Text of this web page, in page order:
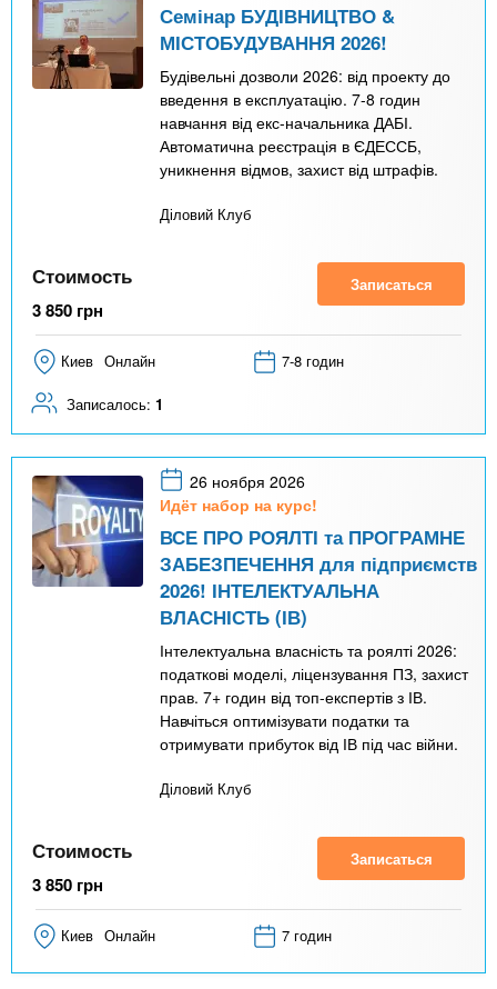
Семінар БУДІВНИЦТВО &
МІСТОБУДУВАННЯ 2026!
Будівельні дозволи 2026: від проекту до
введення в експлуатацію. 7-8 годин
навчання від екс-начальника ДАБІ.
Автоматична реєстрація в ЄДЕССБ,
уникнення відмов, захист від штрафів.
Діловий Клуб
Стоимость
3 850 грн
Записаться
Киев Онлайн 7-8 годин
Записалось: 1
26 ноября 2026
Идёт набор на курс!
ВСЕ ПРО РОЯЛТІ та ПРОГРАМНЕ
ЗАБЕЗПЕЧЕННЯ для підприємств
2026! ІНТЕЛЕКТУАЛЬНА
ВЛАСНІСТЬ (ІВ)
Інтелектуальна власність та роялті 2026:
податкові моделі, ліцензування ПЗ, захист
прав. 7+ годин від топ-експертів з ІВ.
Навчіться оптимізувати податки та
отримувати прибуток від ІВ під час війни.
Діловий Клуб
Стоимость
3 850 грн
Записаться
Киев Онлайн 7 годин